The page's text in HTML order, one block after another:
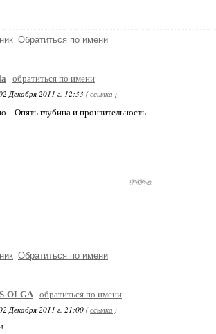
Обратиться по имени
обратиться по имени
Декабря 2011 г. 12:33 (ссылка )
Опять глубина и пронзительность...
Обратиться по имени
OLGA обратиться по имени
Декабря 2011 г. 21:00 (ссылка )